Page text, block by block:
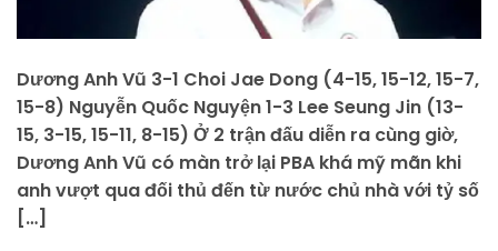
Dương Anh Vũ 3-1 Choi Jae Dong (4-15, 15-12, 15-7,
15-8) Nguyễn Quốc Nguyện 1-3 Lee Seung Jin (13-
15, 3-15, 15-11, 8-15) Ở 2 trận đấu diễn ra cùng giờ,
Dương Anh Vũ có màn trở lại PBA khá mỹ mãn khi
anh vượt qua đối thủ đến từ nước chủ nhà với tỷ số
[…]